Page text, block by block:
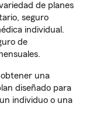
de planes
seguro
individual.
de
una
diseñado para
individuo o una